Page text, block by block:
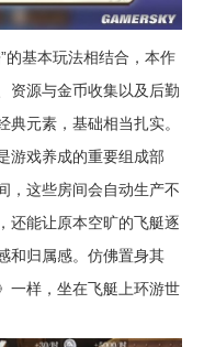
的基本玩法相结合，本作
资源与金币收集以及后勤
元素，基础相当扎实。
游戏养成的重要组成部
，这些房间会自动生产不
还能让原本空旷的飞艇逐
和归属感。仿佛置身其
一样，坐在飞艇上环游世